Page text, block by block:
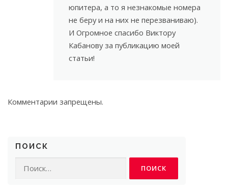
юпитера, а то я незнакомые номера
не беру и на них не перезваниваю).
И Огромное спасибо Виктору
Кабанову за публикацию моей
статьи!
Комментарии запрещены.
ПОИСК